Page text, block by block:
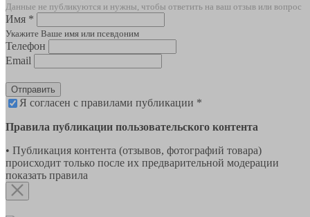
Данные не публикуются и нужны, чтобы ответить на ваш отзыв или вопрос
Имя *
Укажите Ваше имя или псевдоним
Телефон
Email
Отправить
Я согласен с правилами публикации *
Правила публикации пользовательского контента
• Публикация контента (отзывов, фотографий товара)
происходит только после их предварительной модерации
показать правила